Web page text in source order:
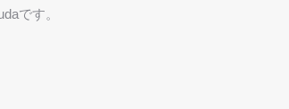
です。